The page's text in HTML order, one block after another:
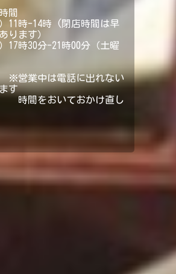
-14時 (閉店時間は早
ります）
時30分-21時00分（土曜
は電話に出れない
す
いておかけ直し